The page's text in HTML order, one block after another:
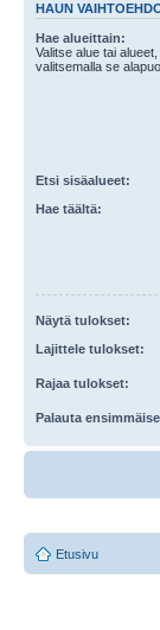
HAUN
Hae alueittain:
Valitse alue tai
valitsemalla se
Etsi sisäalueet:
Hae täältä:
Näytä tulokset:
Lajittele tulokset:
Rajaa tulokset:
Palauta
Etusivu